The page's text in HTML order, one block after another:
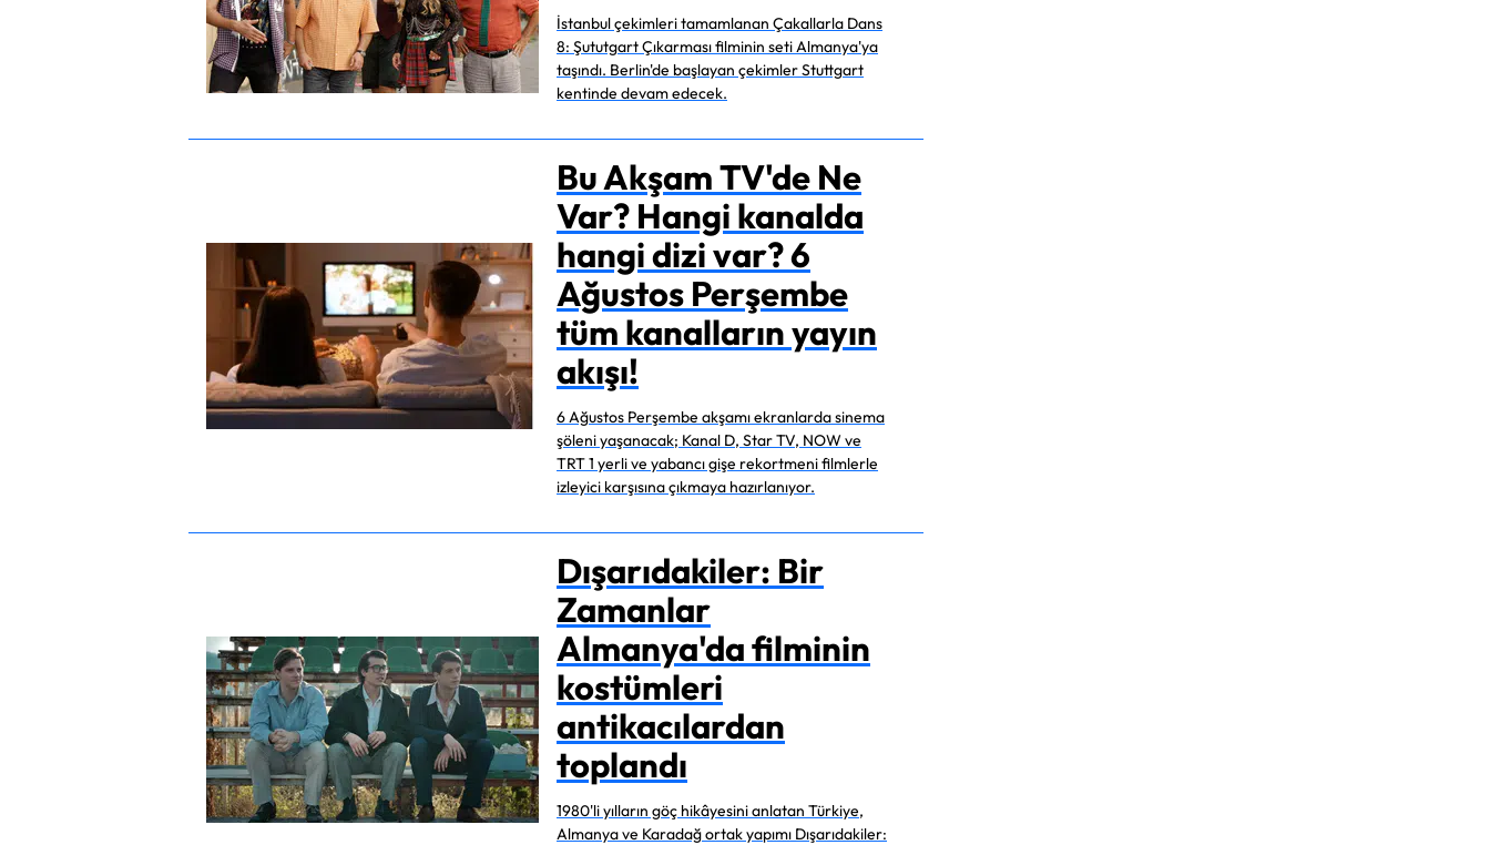
İstanbul çekimleri tamamlanan Çakallarla Dans
8: Şututgart Çıkarması filminin seti Almanya'ya
taşındı. Berlin'de başlayan çekimler Stuttgart
kentinde devam edecek.
Bu Akşam TV'de Ne
Var? Hangi kanalda
hangi dizi var? 6
Ağustos Perşembe
tüm kanalların yayın
akışı!
6 Ağustos Perşembe akşamı ekranlarda sinema
şöleni yaşanacak; Kanal D, Star TV, NOW ve
TRT 1 yerli ve yabancı gişe rekortmeni filmlerle
izleyici karşısına çıkmaya hazırlanıyor.
Dışarıdakiler: Bir
Zamanlar
Almanya'da filminin
kostümleri
antikacılardan
toplandı
1980'li yılların göç hikâyesini anlatan Türkiye,
Almanya ve Karadağ ortak yapımı Dışarıdakiler: